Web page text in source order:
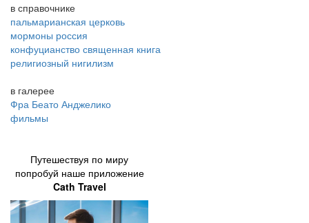
в справочнике
пальмарианская церковь
мормоны россия
конфуцианство священная книга
религиозный нигилизм
в галерее
Фра Беато Анджелико
фильмы
Путешествуя по миру
попробуй наше приложение
Cath Travel